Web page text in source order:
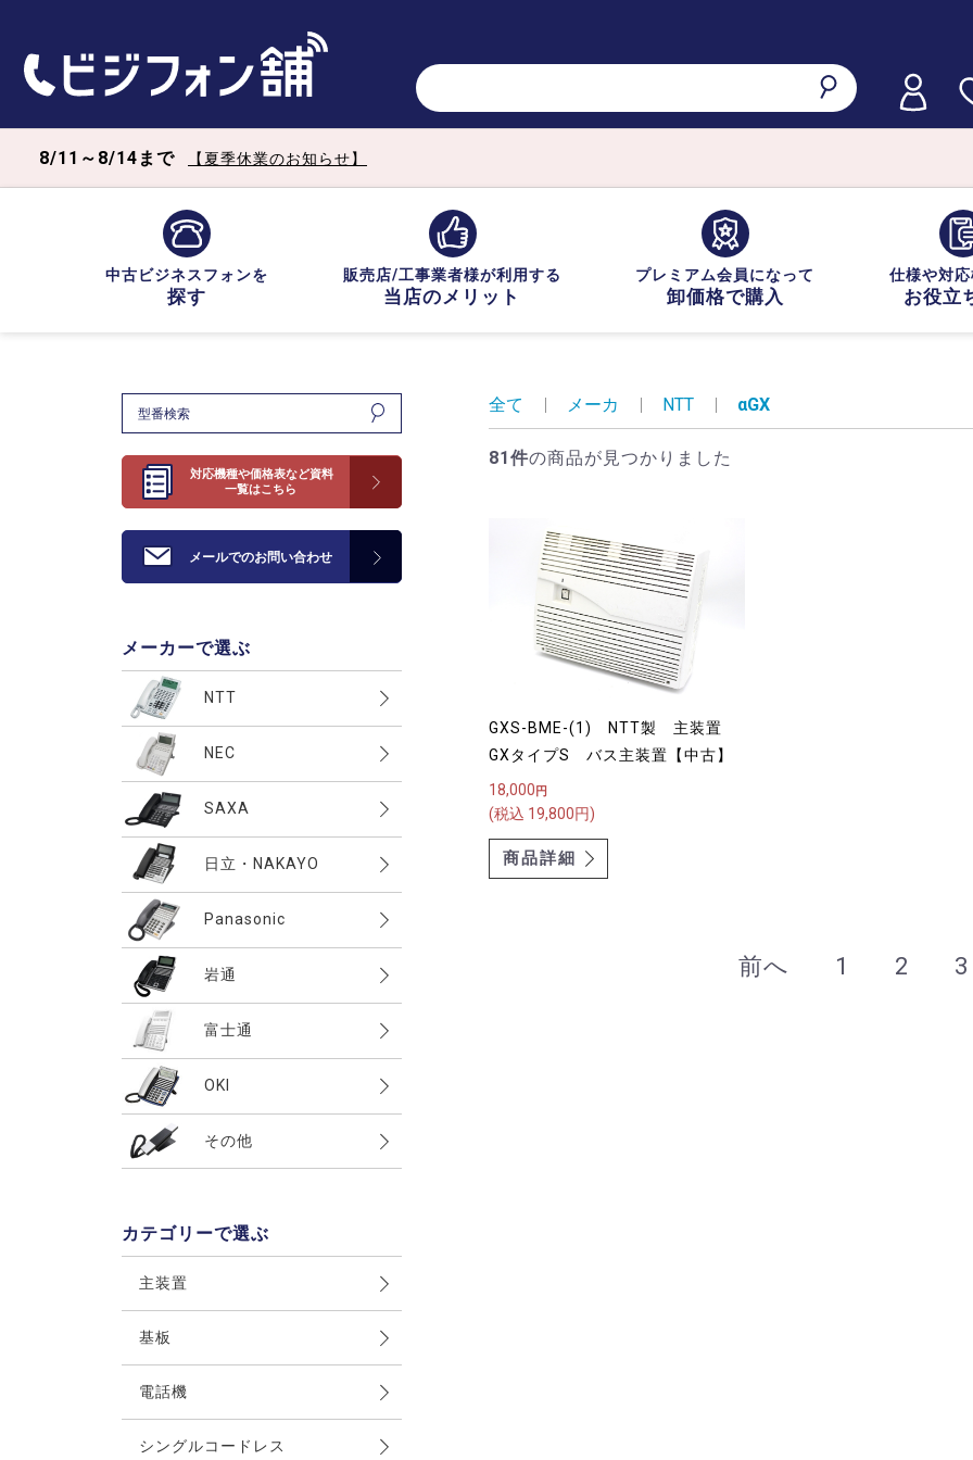
8/11～8/14まで 【夏季休業のお知らせ】
中古ビジネスフォンを
探す
販売店/工事業者様が利用する
当店のメリット
プレミアム会員になって
卸価格で購入
仕様や対
お役立
対応機種や価格表など資料
一覧はこちら
メールでのお問い合わせ
メーカーで選ぶ
NTT
αZX
αN1
αA1
αNX2
αNX
αGX
αRX2
αRX
αIXII
αB1
αBX2
NEC
AspireWX
AspireUX
AspireX
Aspire
その他
SAXA
PT1000II(PLATIA2)
PT1000(PLATIA)
HM700I・II(Agrea)
UT700I・II(Regalis)
GT500I・II(Astral)
MT100・200
XT300・HX300(Actys)
その他
日立・NAKAYO
integral-X(Xシリーズ)
S-integral(Siシリーズ）
integral-F(iFシリーズ）
integral-E
integral-A
integral-Z
TOFINO
MX900ip・MX300ip
MX-01
その他
Panasonic
IPOFFICE
LaRelier
Acsol(512・824)
Digaport
その他
岩通
Frespec
LEVANCIO
PRECOT
TELMAGE
ACTETO
富士通
D-station
その他
OKI
CrosCore
IPStage
その他
その他
カテゴリーで選ぶ
主装置
基板
電話機
シングルコードレス
全て | メーカ | NTT | αGX
81件の商品が見つかりました
GXS-BME-(1) NTT製 主装置
GXタイプS バス主装置【中古】
18,000 円
(税込 19,800円)
商品詳細
前へ 1 2 3